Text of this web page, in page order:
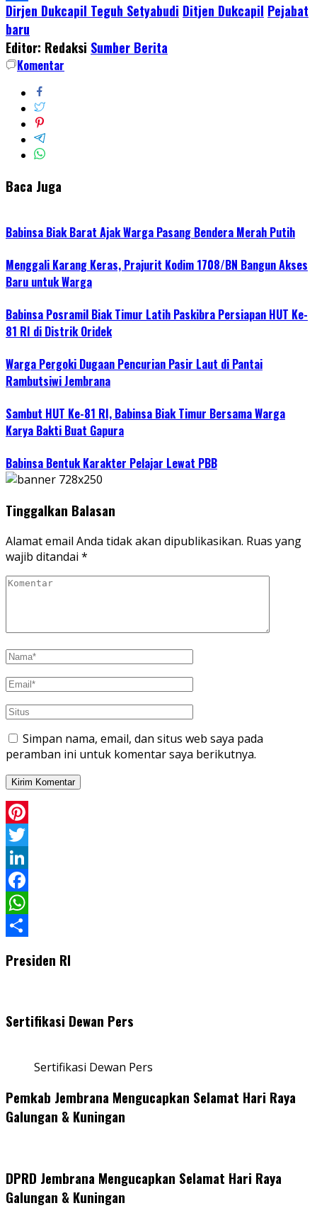
Share
Dirjen Dukcapil Teguh Setyabudi Ditjen Dukcapil Pejabat
baru
Editor: Redaksi Sumber Berita
Komentar
Baca Juga
Babinsa Biak Barat Ajak Warga Pasang Bendera Merah Putih
Menggali Karang Keras, Prajurit Kodim 1708/BN Bangun Akses
Baru untuk Warga
Babinsa Posramil Biak Timur Latih Paskibra Persiapan HUT Ke-
81 RI di Distrik Oridek
Warga Pergoki Dugaan Pencurian Pasir Laut di Pantai
Rambutsiwi Jembrana
Sambut HUT Ke-81 RI, Babinsa Biak Timur Bersama Warga
Karya Bakti Buat Gapura
Babinsa Bentuk Karakter Pelajar Lewat PBB
Tinggalkan Balasan
Alamat email Anda tidak akan dipublikasikan. Ruas yang
wajib ditandai *
Simpan nama, email, dan situs web saya pada
peramban ini untuk komentar saya berikutnya.
Pinterest
Twitter
LinkedIn
Facebook
WhatsApp
Presiden RI
Sertifikasi Dewan Pers
Sertifikasi Dewan Pers
Pemkab Jembrana Mengucapkan Selamat Hari Raya
Galungan & Kuningan
DPRD Jembrana Mengucapkan Selamat Hari Raya
Galungan & Kuningan